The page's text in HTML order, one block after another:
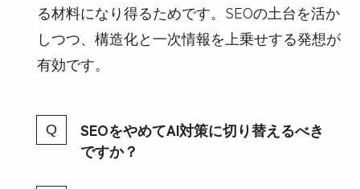
る材料になり得るためです。SEOの土台を活か
しつつ、構造化と一次情報を上乗せする発想が
有効です。
SEOをやめてAI対策に切り替えるべき
ですか？